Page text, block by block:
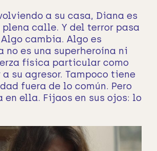
a su casa, Diana es
calle. Y del terror pasa
cambia. Algo es
no es una superheroína ni
física particular como
su agresor. Tampoco tiene
fuera de lo común. Pero
en ella. Fijaos en sus ojos: lo